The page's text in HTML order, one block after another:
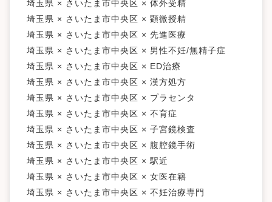
埼玉県 × さいたま市中央区 × 体外受精
埼玉県 × さいたま市中央区 × 顕微授精
埼玉県 × さいたま市中央区 × 先進医療
埼玉県 × さいたま市中央区 × 男性不妊/無精子症
埼玉県 × さいたま市中央区 × ED治療
埼玉県 × さいたま市中央区 × 漢方処方
埼玉県 × さいたま市中央区 × プラセンタ
埼玉県 × さいたま市中央区 × 不育症
埼玉県 × さいたま市中央区 × 子宮鏡検査
埼玉県 × さいたま市中央区 × 腹腔鏡手術
埼玉県 × さいたま市中央区 × 駅近
埼玉県 × さいたま市中央区 × 女医在籍
埼玉県 × さいたま市中央区 × 不妊治療専門